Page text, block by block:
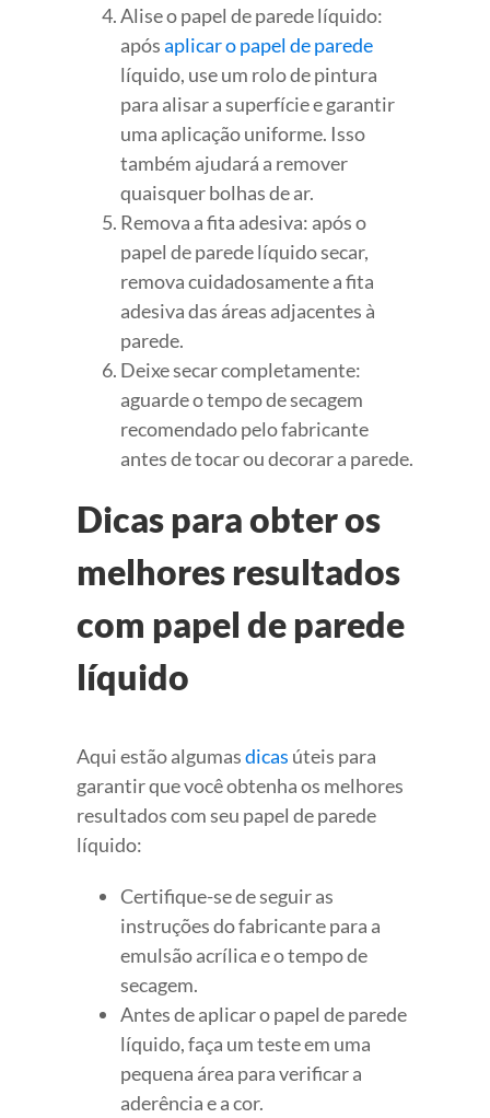
Alise o papel de parede líquido:
apósaplicar o papel de parede
líquido, use um rolo de pintura
para alisar a superfície e garantir
uma aplicação uniforme. Isso
também ajudará a remover
quaisquer bolhas de ar.
Remova a fita adesiva: após o
papel de parede líquido secar,
remova cuidadosamente a fita
adesiva das áreas adjacentes à
parede.
Deixe secar completamente:
aguarde o tempo de secagem
recomendado pelo fabricante
antes de tocar ou decorar a parede.
Dicas para obter os
melhores resultados
com papel de parede
líquido
Aqui estão algumasdicas úteis para
garantir que você obtenha os melhores
resultados com seu papel de parede
líquido:
Certifique-se de seguir as
instruções do fabricante para a
emulsão acrílica e o tempo de
secagem.
Antes de aplicar o papel de parede
líquido, faça um teste em uma
pequena área para verificar a
aderência e a cor.